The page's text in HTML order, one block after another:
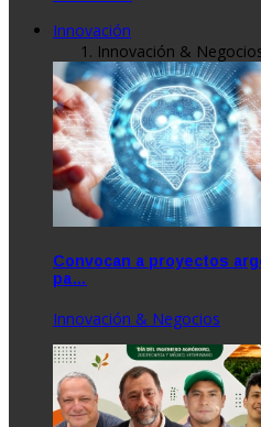
Innovación
Innovación &
Convocan a proyectos
pa…
Innovación & Negocios